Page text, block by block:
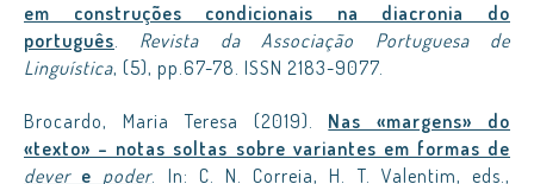
em construções condicionais na diacronia do
português. Revista da Associação Portuguesa de
Linguística, (5), pp.67-78. ISSN 2183-9077.
Brocardo, Maria Teresa (2019). Nas «margens» do
«texto» – notas soltas sobre variantes em formas de
devere poder. In: C. N. Correia, H. T. Valentim, eds.,